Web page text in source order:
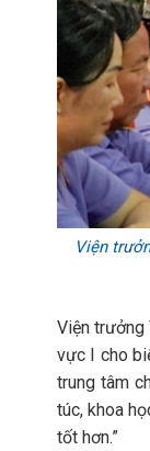
Viện
Viện trưởng
vực I cho
trung tâm
túc, khoa
tốt hơn.”